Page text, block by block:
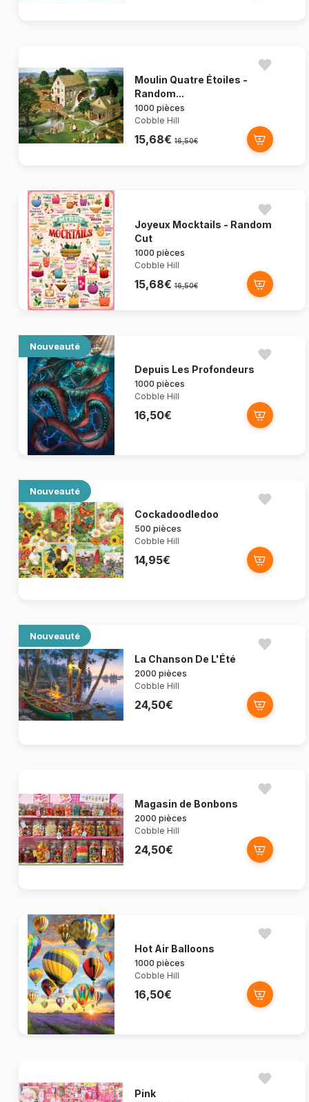
Moulin Quatre Étoiles -
Random...
1000 pièces
Cobble Hill
15,68€ 16,50€
Joyeux Mocktails - Random
Cut
1000 pièces
Cobble Hill
15,68€ 16,50€
Nouveauté
Depuis Les Profondeurs
1000 pièces
Cobble Hill
16,50€
Nouveauté
Cockadoodledoo
500 pièces
Cobble Hill
14,95€
Nouveauté
La Chanson De L'Été
2000 pièces
Cobble Hill
24,50€
Magasin de Bonbons
2000 pièces
Cobble Hill
24,50€
Hot Air Balloons
1000 pièces
Cobble Hill
16,50€
Pink